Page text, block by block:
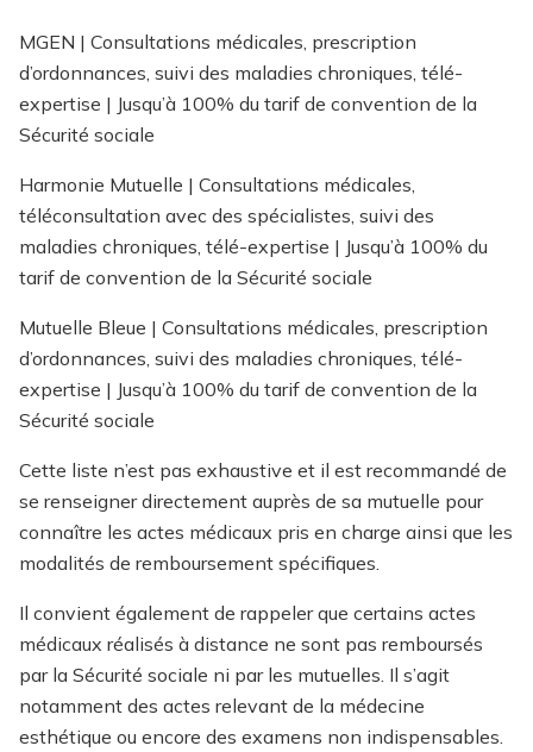
MGEN | Consultations médicales, prescription
d’ordonnances, suivi des maladies chroniques, télé-
expertise | Jusqu’à 100% du tarif de convention de la
Sécurité sociale
Harmonie Mutuelle | Consultations médicales,
téléconsultation avec des spécialistes, suivi des
maladies chroniques, télé-expertise | Jusqu’à 100% du
tarif de convention de la Sécurité sociale
Mutuelle Bleue | Consultations médicales, prescription
d’ordonnances, suivi des maladies chroniques, télé-
expertise | Jusqu’à 100% du tarif de convention de la
Sécurité sociale
Cette liste n’est pas exhaustive et il est recommandé de
se renseigner directement auprès de sa mutuelle pour
connaître les actes médicaux pris en charge ainsi que les
modalités de remboursement spécifiques.
Il convient également de rappeler que certains actes
médicaux réalisés à distance ne sont pas remboursés
par la Sécurité sociale ni par les mutuelles. Il s’agit
notamment des actes relevant de la médecine
esthétique ou encore des examens non indispensables.